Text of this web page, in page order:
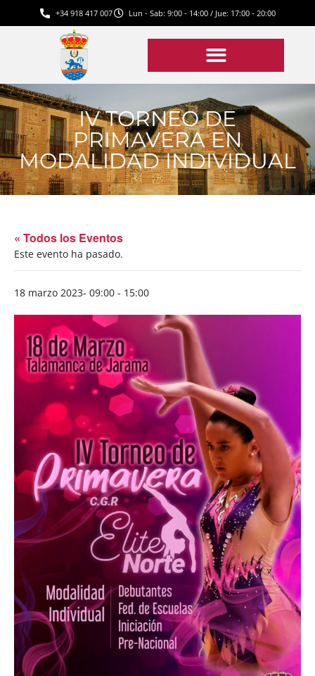
+34 918 417 007 Lun - Sab: 9:00 - 14:00 / Jue: 17:00 - 20:00
IV TORNEO DE
PRIMAVERA EN
MODALIDAD INDIVIDUAL
« Todos los Eventos
Este evento ha pasado.
18 marzo 2023- 09:00 - 15:00